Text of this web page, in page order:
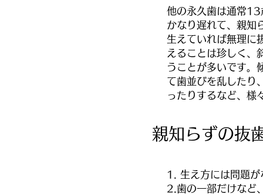
他の永久歯は通常13
かなり遅れて、親知
生えていれば無理に
えることは珍しく、
うことが多いです。
て歯並びを乱したり
ったりするなど、様
親知らずの抜
1. 生え方には問題が
2.歯の一部だけなど